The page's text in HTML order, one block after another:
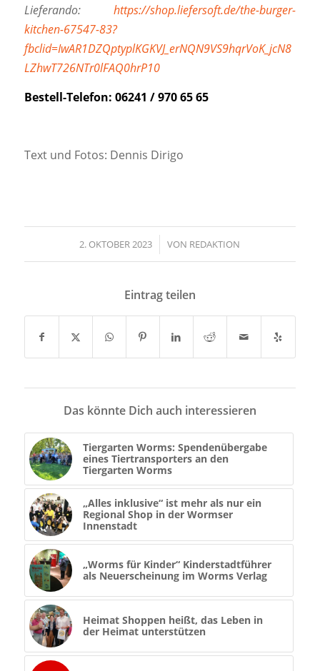
Lieferando:https://shop.liefersoft.de/the-burger-
kitchen-67547-83?
fbclid=IwAR1DZQptyplKGKVJ_erNQN9VS9hqrVoK_jcN8
LZhwT726NTr0lFAQ0hrP10
Bestell-Telefon: 06241 / 970 65 65
Text und Fotos: Dennis Dirigo
2. OKTOBER 2023
/ VON REDAKTION
Eintrag teilen
Das könnte Dich auch interessieren
Tiergarten Worms: Spendenübergabe
eines Tiertransporters an den
Tiergarten Worms
„Alles inklusive“ ist mehr als nur ein
Regional Shop in der Wormser
Innenstadt
„Worms für Kinder“ Kinderstadtführer
als Neuerscheinung im Worms Verlag
Heimat Shoppen heißt, das Leben in
der Heimat unterstützen